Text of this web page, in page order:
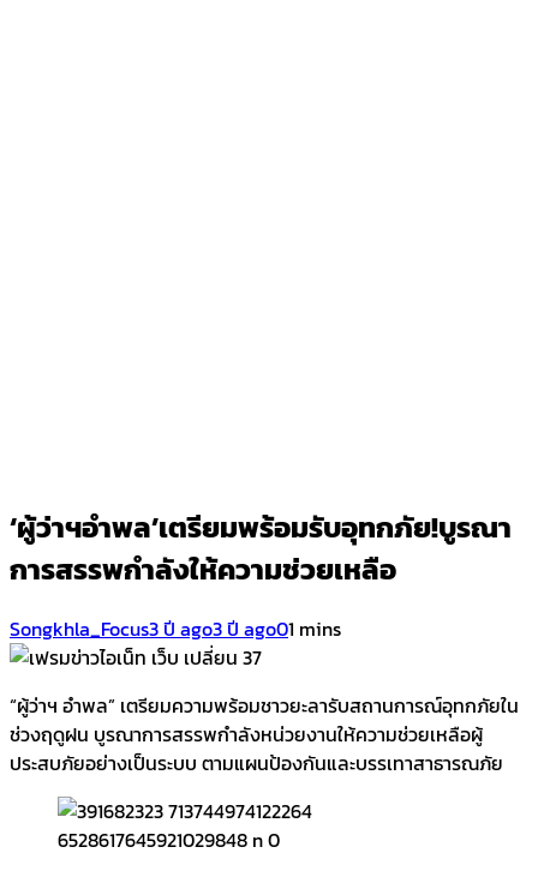
‘ผู้ว่าฯอำพล’เตรียมพร้อมรับอุทกภัย!บูรณา
การสรรพกำลังให้ความช่วยเหลือ
Songkhla_Focus3 ปี ago3 ปี ago01 mins
“ผู้ว่าฯ อำพล” เตรียมความพร้อมชาวยะลารับสถานการณ์อุทกภัยใน
ช่วงฤดูฝน บูรณาการสรรพกำลังหน่วยงานให้ความช่วยเหลือผู้
ประสบภัยอย่างเป็นระบบ ตามแผนป้องกันและบรรเทาสาธารณภัย